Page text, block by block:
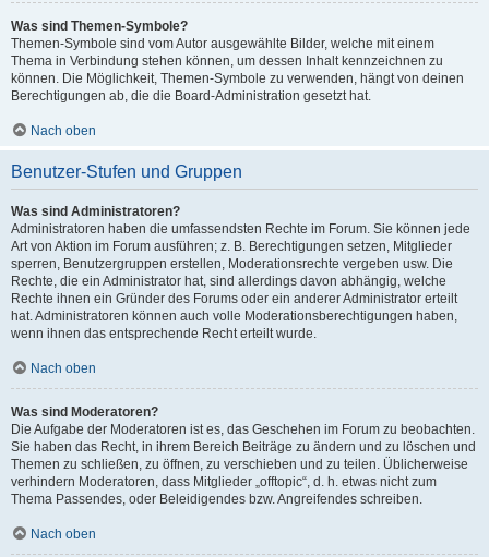
Was sind Themen-Symbole?
Themen-Symbole sind vom Autor ausgewählte Bilder, welche mit einem
Thema in Verbindung stehen können, um dessen Inhalt kennzeichnen zu
können. Die Möglichkeit, Themen-Symbole zu verwenden, hängt von deinen
Berechtigungen ab, die die Board-Administration gesetzt hat.
Nach oben
Benutzer-Stufen und Gruppen
Was sind Administratoren?
Administratoren haben die umfassendsten Rechte im Forum. Sie können jede
Art von Aktion im Forum ausführen; z. B. Berechtigungen setzen, Mitglieder
sperren, Benutzergruppen erstellen, Moderationsrechte vergeben usw. Die
Rechte, die ein Administrator hat, sind allerdings davon abhängig, welche
Rechte ihnen ein Gründer des Forums oder ein anderer Administrator erteilt
hat. Administratoren können auch volle Moderationsberechtigungen haben,
wenn ihnen das entsprechende Recht erteilt wurde.
Nach oben
Was sind Moderatoren?
Die Aufgabe der Moderatoren ist es, das Geschehen im Forum zu beobachten.
Sie haben das Recht, in ihrem Bereich Beiträge zu ändern und zu löschen und
Themen zu schließen, zu öffnen, zu verschieben und zu teilen. Üblicherweise
verhindern Moderatoren, dass Mitglieder „offtopic“, d. h. etwas nicht zum
Thema Passendes, oder Beleidigendes bzw. Angreifendes schreiben.
Nach oben